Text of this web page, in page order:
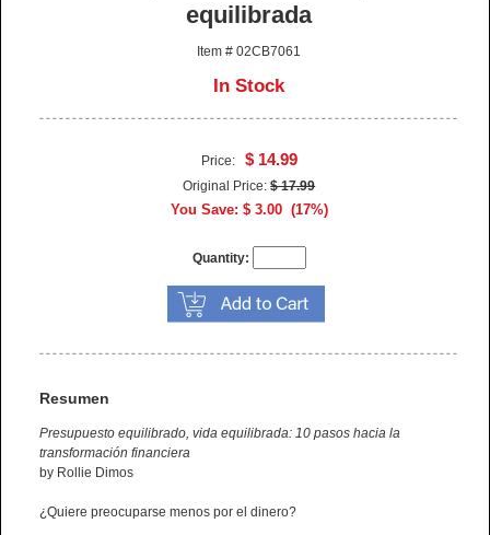
equilibrada
Item # 02CB7061
In Stock
Price: $ 14.99
Original Price:$ 17.99
You Save: $ 3.00 (17%)
Quantity:
Resumen
Presupuesto equilibrado, vida equilibrada: 10 pasos hacia la
transformación financiera
by Rollie Dimos
¿Quiere preocuparse menos por el dinero?